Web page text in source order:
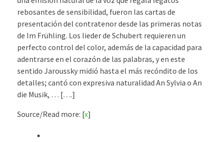
rebosantes de sensibilidad, fueron las cartas de
presentación del contratenor desde las primeras notas
de Im Frühling. Los lieder de Schubert requieren un
perfecto control del color, además de la capacidad para
adentrarse en el corazón de las palabras, y en este
sentido Jaroussky midió hasta el más recóndito de los
detalles; cantó con expresiva naturalidad An Sylvia o An
die Musik, … [….]
Source/Read more: [x]